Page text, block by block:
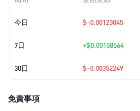
今日 $-0.00123045
7日 +$0.00158564
30日 $-0.00352249
免責事項